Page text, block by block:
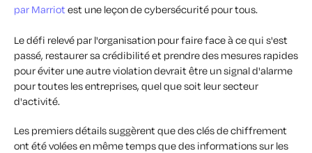
par Marriotest une leçon de cybersécurité pour tous.
Le défi relevé par l'organisation pour faire face à ce qui s'est
passé, restaurer sa crédibilité et prendre des mesures rapides
pour éviter une autre violation devrait être un signal d'alarme
pour toutes les entreprises, quel que soit leur secteur
d'activité.
Les premiers détails suggèrent que des clés de chiffrement
ont été volées en même temps que des informations sur les